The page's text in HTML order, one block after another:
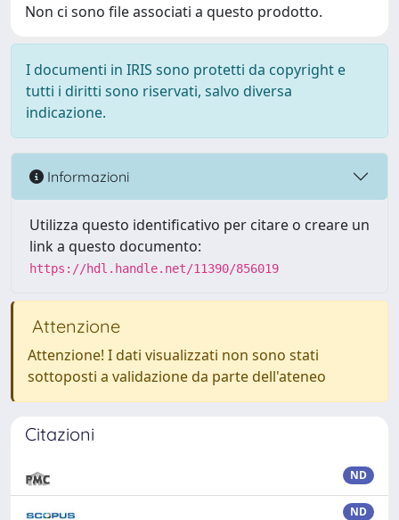
Non ci sono file associati a questo prodotto.
I documenti in IRIS sono protetti da copyright e
tutti i diritti sono riservati, salvo diversa
indicazione.
Informazioni
Utilizza questo identificativo per citare o creare un
link a questo documento:
https://hdl.handle.net/11390/856019
Attenzione
Attenzione! I dati visualizzati non sono stati
sottoposti a validazione da parte dell'ateneo
Citazioni
ND
ND